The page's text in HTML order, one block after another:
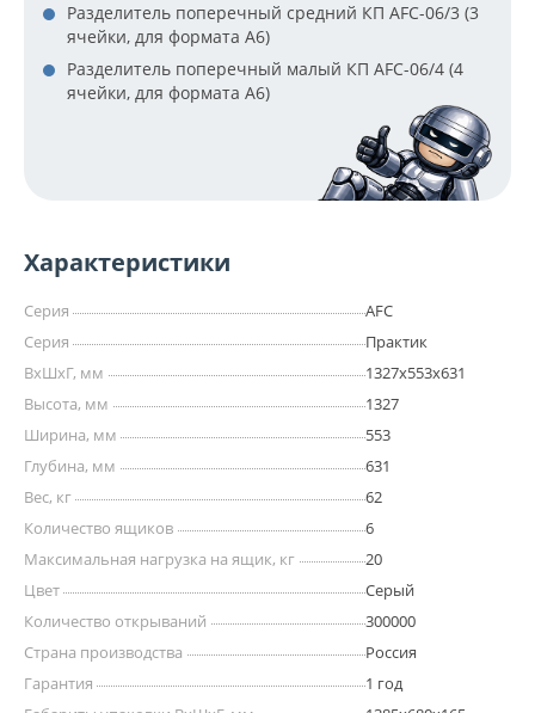
Разделитель поперечный средний КП AFC-06/3 (3
ячейки, для формата А6)
Разделитель поперечный малый КП AFC-06/4 (4
ячейки, для формата А6)
Характеристики
Серия
AFC
Серия
Практик
ВхШхГ, мм
1327х553х631
Высота, мм
1327
Ширина, мм
553
Глубина, мм
631
Вес, кг
62
Количество ящиков
6
Максимальная нагрузка на ящик, кг
20
Цвет
Серый
Количество открываний
300000
Страна производства
Россия
Гарантия
1 год